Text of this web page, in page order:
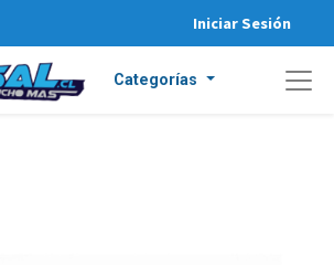
Iniciar Sesión
Categorías